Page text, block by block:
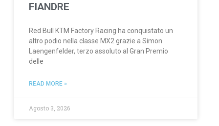
FIANDRE
Red Bull KTM Factory Racing ha conquistato un
altro podio nella classe MX2 grazie a Simon
Laengenfelder, terzo assoluto al Gran Premio
delle
READ MORE »
Agosto 3, 2026